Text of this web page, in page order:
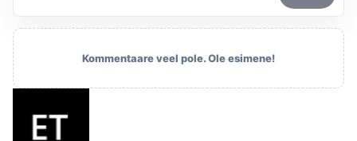
Kommentaare veel pole. Ole esimene!